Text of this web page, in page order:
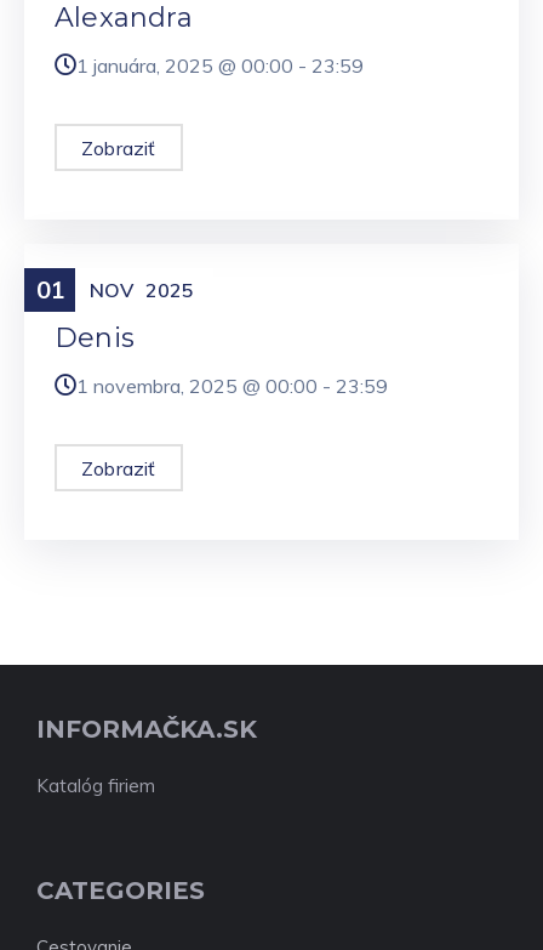
Alexandra
1 januára, 2025 @ 00:00 - 23:59
Zobraziť
01 NOV 2025
Meniny
Denis
1 novembra, 2025 @ 00:00 - 23:59
Zobraziť
INFORMAČKA.SK
Katalóg firiem
CATEGORIES